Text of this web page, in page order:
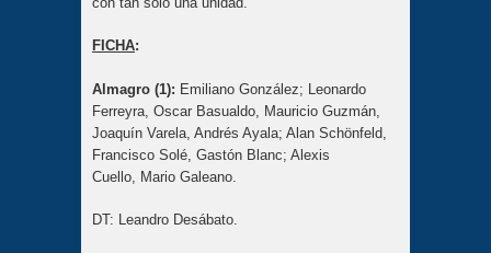
FICHA:
Almagro (1): Emiliano González; Leonardo
Ferreyra, Oscar Basualdo, Mauricio Guzmán,
Joaquín Varela, Andrés Ayala; Alan Schönfeld,
Francisco Solé, Gastón Blanc; Alexis
Cuello, Mario Galeano.
DT: Leandro Desábato.